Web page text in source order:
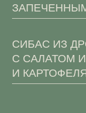
СИБАС ИЗ
С САЛАТОМ
И